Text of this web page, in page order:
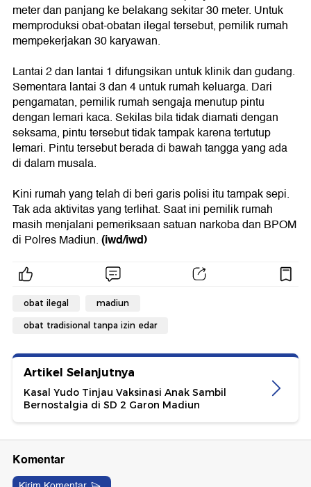
meter dan panjang ke belakang sekitar 30 meter. Untuk
memproduksi obat-obatan ilegal tersebut, pemilik rumah
mempekerjakan 30 karyawan.
Lantai 2 dan lantai 1 difungsikan untuk klinik dan gudang.
Sementara lantai 3 dan 4 untuk rumah keluarga. Dari
pengamatan, pemilik rumah sengaja menutup pintu
dengan lemari kaca. Sekilas bila tidak diamati dengan
seksama, pintu tersebut tidak tampak karena tertutup
lemari. Pintu tersebut berada di bawah tangga yang ada
di dalam musala.
Kini rumah yang telah di beri garis polisi itu tampak sepi.
Tak ada aktivitas yang terlihat. Saat ini pemilik rumah
masih menjalani pemeriksaan satuan narkoba dan BPOM
di Polres Madiun.(iwd/iwd)
obat ilegal madiun
obat tradisional tanpa izin edar
Artikel Selanjutnya
Kasal Yudo Tinjau Vaksinasi Anak Sambil
Bernostalgia di SD 2 Garon Madiun